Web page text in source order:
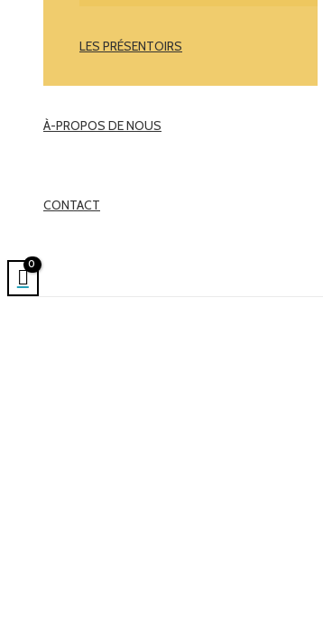
LES PRÉSENTOIRS
À-PROPOS DE NOUS
CONTACT